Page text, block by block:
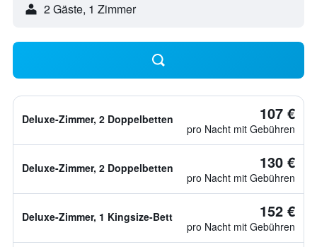
2 Gäste, 1 Zimmer
Deluxe-Zimmer, 2 Doppelbetten 107 €
pro Nacht mit Gebühren
Deluxe-Zimmer, 2 Doppelbetten 130 €
pro Nacht mit Gebühren
Deluxe-Zimmer, 1 Kingsize-Bett 152 €
pro Nacht mit Gebühren